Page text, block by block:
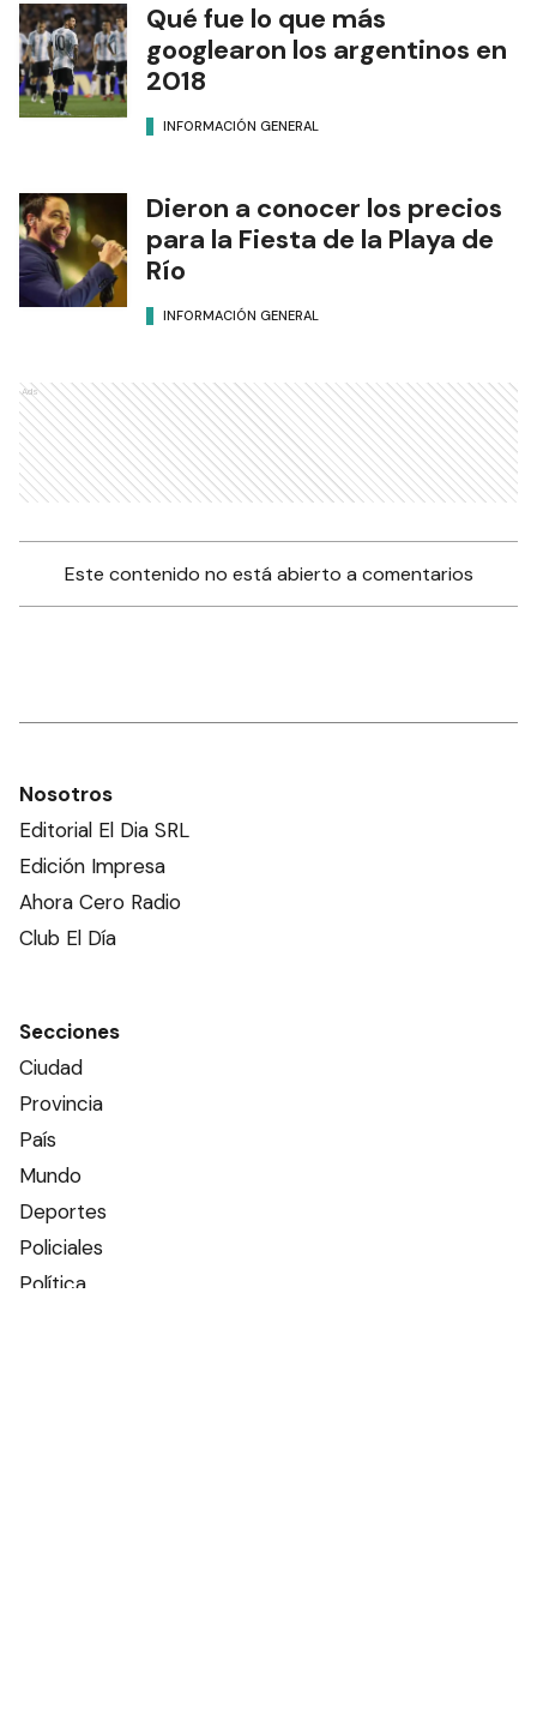
Qué fue lo que más
googlearon los argentinos en
2018
INFORMACIÓN GENERAL
Dieron a conocer los precios
para la Fiesta de la Playa de
Río
INFORMACIÓN GENERAL
Ads
Este contenido no está abierto a comentarios
Nosotros
Editorial El Dia SRL
Edición Impresa
Ahora Cero Radio
Club El Día
Secciones
Ciudad
Provincia
País
Mundo
Deportes
Policiales
Política